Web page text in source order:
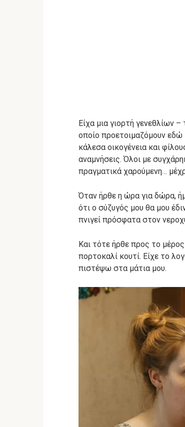
Είχα μια γιορτή γενεθλίων
οποίο προετοιμαζόμουν
κάλεσα οικογένεια και
αναμνήσεις. Όλοι με
πραγματικά χαρούμενη…
Όταν ήρθε η ώρα για δώρα,
ότι ο σύζυγός μου θα μου
πνιγεί πρόσφατα στον
Και τότε ήρθε προς το
πορτοκαλί κουτί. Είχε το
πιστέψω στα μάτια μου.